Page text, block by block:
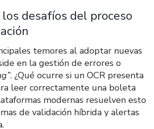
desafíos del proceso
temores al adoptar nuevas
en la gestión de errores o
. ¿Qué ocurre si un OCR presenta
leer correctamente una boleta
modernas resuelven esto
de validación híbrida y alertas